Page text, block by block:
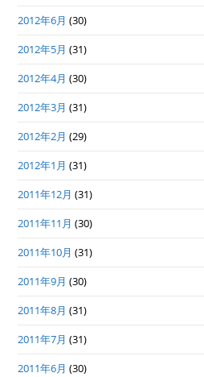
2012年6月 (30)
2012年5月 (31)
2012年4月 (30)
2012年3月 (31)
2012年2月 (29)
2012年1月 (31)
2011年12月 (31)
2011年11月 (30)
2011年10月 (31)
2011年9月 (30)
2011年8月 (31)
2011年7月 (31)
2011年6月 (30)